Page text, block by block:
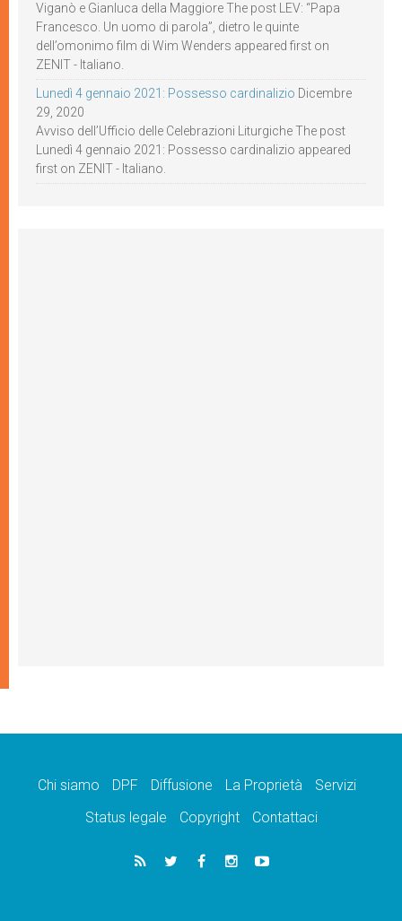
Viganò e Gianluca della Maggiore The post LEV: “Papa
Francesco. Un uomo di parola”, dietro le quinte
dell’omonimo film di Wim Wenders appeared first on
ZENIT - Italiano.
Lunedì 4 gennaio 2021: Possesso cardinalizio Dicembre
29, 2020
Avviso dell’Ufficio delle Celebrazioni Liturgiche The post
Lunedì 4 gennaio 2021: Possesso cardinalizio appeared
first on ZENIT - Italiano.
Chi siamo DPF Diffusione La Proprietà
Servizi
Status legale
Copyright Contattaci